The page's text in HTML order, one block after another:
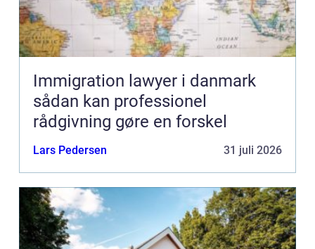
Immigration lawyer i danmark
sådan kan professionel
rådgivning gøre en forskel
Lars Pedersen 31 juli 2026